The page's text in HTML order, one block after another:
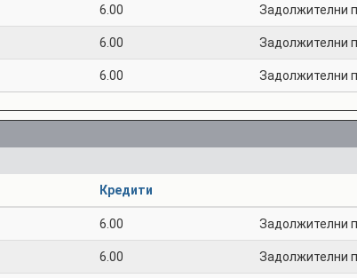
6.00 Задолжителни
6.00 Задолжителни
6.00 Задолжителни
Кредити
6.00 Задолжителни
6.00 Задолжителни